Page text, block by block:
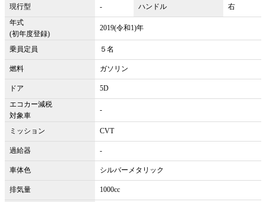
現行型 - ハンドル
右
年式
(初年度登録)
2019(令和1)年
乗員定員 ５名
燃料 ガソリン
ドア
5D
エコカー減税
対象車
-
ミッション CVT
過給器 -
車体色 シルバーメタリック
排気量 1000cc